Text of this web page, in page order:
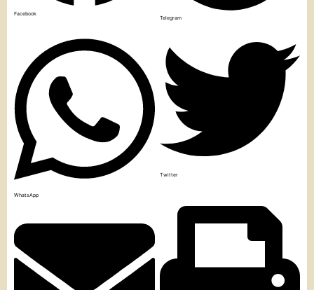
Facebook
Telegram
WhatsApp
Twitter